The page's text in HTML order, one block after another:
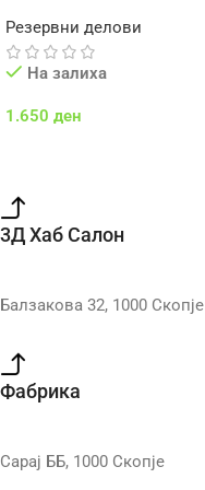
Резервни делови
На залиха
1.650 ден
3Д Хаб Салон
Балзакова 32, 1000 Скопје
Фабрика
Сарај ББ, 1000 Скопје